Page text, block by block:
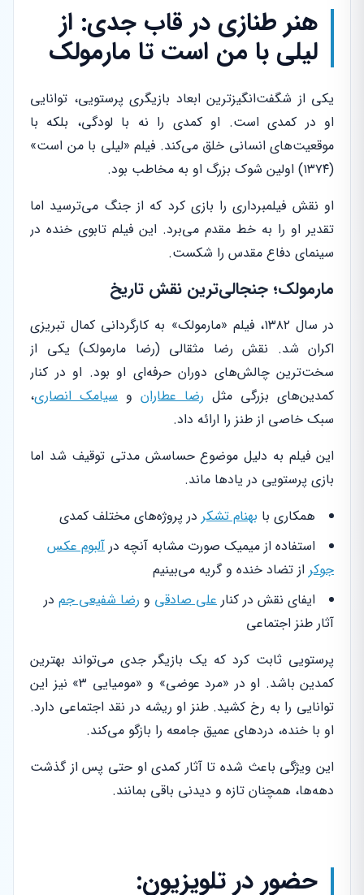
هنر طنازی در قاب جدی: از
لیلی با من است تا مارمولک
یکی از شگفت‌انگیزترین ابعاد بازیگری پرستویی، توانایی
او در کمدی است. او کمدی را نه با لودگی، بلکه با
موقعیت‌های انسانی خلق می‌کند. فیلم «لیلی با من است»
(۱۳۷۴) اولین شوک بزرگ او به مخاطب بود.
او نقش فیلمبرداری را بازی کرد که از جنگ می‌ترسید اما
تقدیر او را به خط مقدم می‌برد. این فیلم تابوی خنده در
سینمای دفاع مقدس را شکست.
مارمولک؛ جنجالی‌ترین نقش تاریخ
در سال ۱۳۸۲، فیلم «مارمولک» به کارگردانی کمال تبریزی
اکران شد. نقش رضا مثقالی (رضا مارمولک) یکی از
سخت‌ترین چالش‌های دوران حرفه‌ای او بود. او در کنار
کمدین‌های بزرگی مثل رضا عطاران و سیامک انصاری،
سبک خاصی از طنز را ارائه داد.
این فیلم به دلیل موضوع حساسش مدتی توقیف شد اما
بازی پرستویی در یادها ماند.
همکاری با بهنام تشکر در پروژه‌های مختلف کمدی
استفاده از میمیک صورت مشابه آنچه در آلبوم عکس
جوکر از تضاد خنده و گریه می‌بینیم
ایفای نقش در کنار علی صادقی و رضا شفیعی جم در
آثار طنز اجتماعی
پرستویی ثابت کرد که یک بازیگر جدی می‌تواند بهترین
کمدین باشد. او در «مرد عوضی» و «مومیایی ۳» نیز این
توانایی را به رخ کشید. طنز او ریشه در نقد اجتماعی دارد.
او با خنده، دردهای عمیق جامعه را بازگو می‌کند.
این ویژگی باعث شده تا آثار کمدی او حتی پس از گذشت
دهه‌ها، همچنان تازه و دیدنی باقی بمانند.
حضور در تلویزیون: